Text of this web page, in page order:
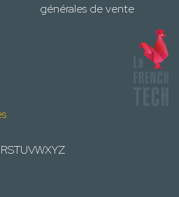
générales de vente
RSTUVWXYZ